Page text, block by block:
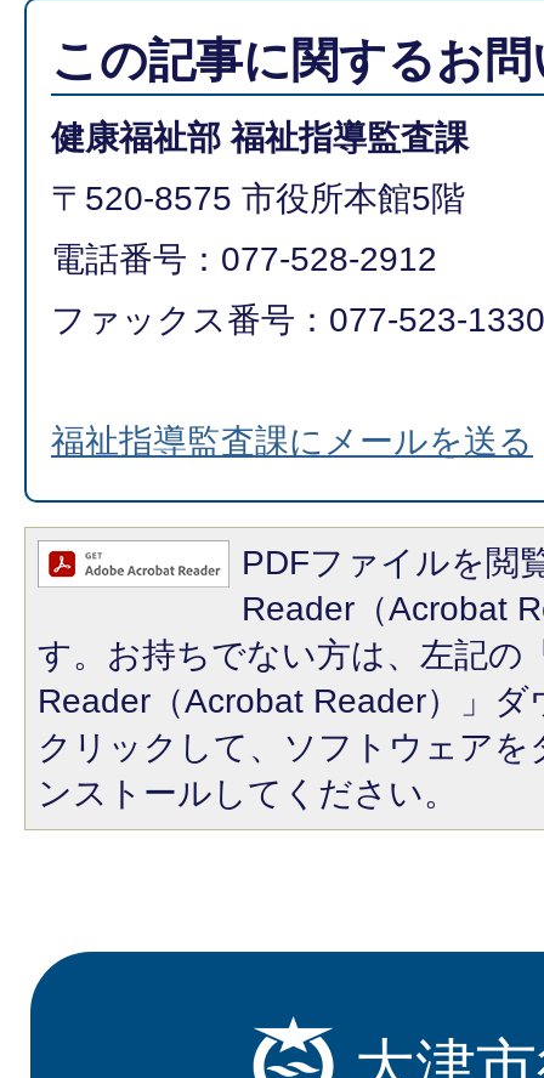
この記事に関するお
健康福祉部 福祉指導監査課
〒520-8575 市役所本館5階
電話番号：077-528-2912
ファックス番号：077-523-1330
福祉指導監査課にメールを送る
PDFファイルを閲
Reader（Acrobat
す。お持ちでない方は、左記の
Reader（Acrobat Reader）」
クリックして、ソフトウェア
ンストールしてください。